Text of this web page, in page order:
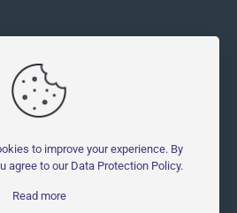
| All Rights Reserved |
to improve your experience. By
agree to our Data Protection Policy.
Read more